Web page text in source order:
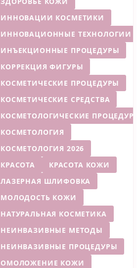
ИННОВАЦИИ КОСМЕТИКИ
ИННОВАЦИОННЫЕ ТЕХНОЛОГИИ
ИНЪЕКЦИОННЫЕ ПРОЦЕДУРЫ
КОРРЕКЦИЯ ФИГУРЫ
КОСМЕТИЧЕСКИЕ ПРОЦЕДУРЫ
КОСМЕТИЧЕСКИЕ СРЕДСТВА
КОСМЕТОЛОГИЧЕСКИЕ ПРОЦЕДУРЫ
КОСМЕТОЛОГИЯ
КОСМЕТОЛОГИЯ 2026
КРАСОТА
КРАСОТА КОЖИ
ЛАЗЕРНАЯ ШЛИФОВКА
МОЛОДОСТЬ КОЖИ
НАТУРАЛЬНАЯ КОСМЕТИКА
НЕИНВАЗИВНЫЕ МЕТОДЫ
НЕИНВАЗИВНЫЕ ПРОЦЕДУРЫ
ОМОЛОЖЕНИЕ КОЖИ